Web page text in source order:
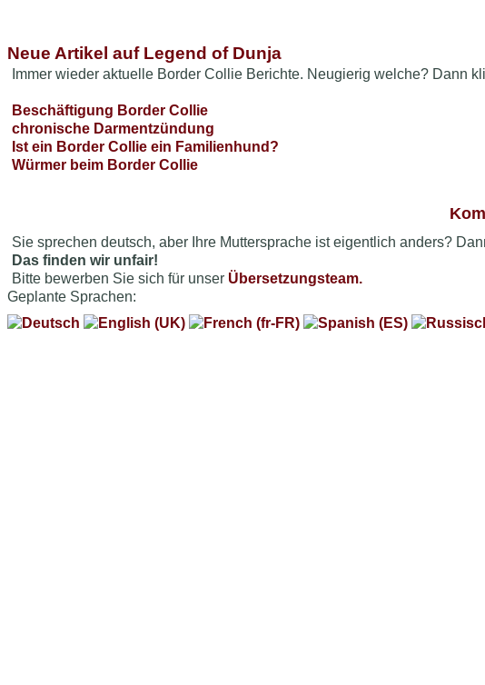
Neue Artikel auf Legend of Dunja
Immer wieder aktuelle Border Collie Berichte. Neugierig welche? Dann
Beschäftigung Border Collie
chronische Darmentzündung
Ist ein Border Collie ein Familienhund?
Würmer beim Border Collie
Sie sprechen deutsch, aber Ihre Muttersprache ist eigentlich anders?
Das finden wir unfair!
Bitte bewerben Sie sich für unser Übersetzungsteam.
Geplante Sprachen: